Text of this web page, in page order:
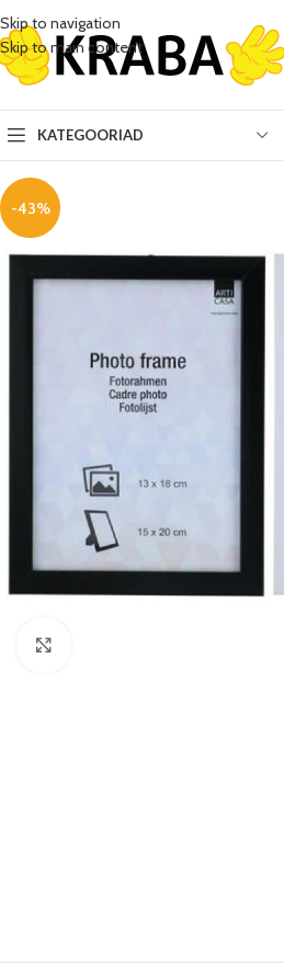
Skip to navigation
Skip to main content
KATEGOORIAD
-43%